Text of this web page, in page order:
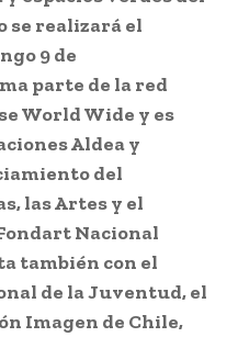
se realizará el
9 de
parte de la red
World Wide y es
Aldea y
del
las Artes y el
Nacional
también con el
de la Juventud, el
Imagen de Chile,